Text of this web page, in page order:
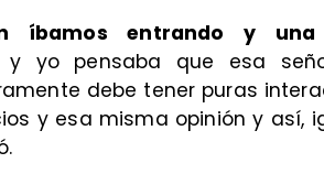
íbamos entrando y una
y yo pensaba que esa
debe tener puras
y esa misma opinión y así,